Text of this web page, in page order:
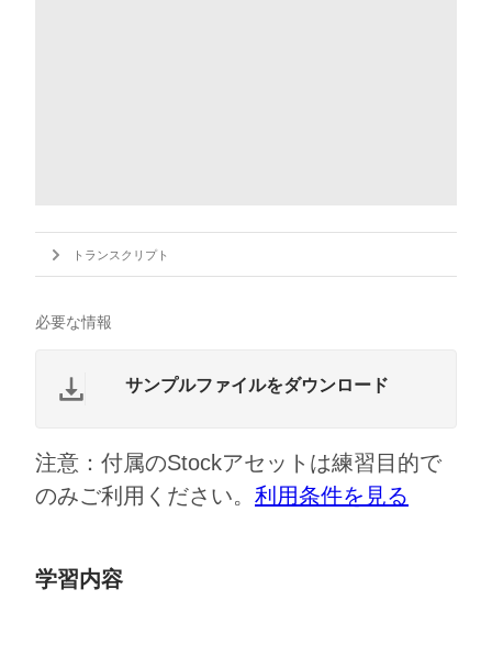
トランスクリプト
必要な情報
サンプルファイルをダウンロード
注意：付属のStockアセットは練習目的で
のみご利用ください。 利用条件を見る
学習内容